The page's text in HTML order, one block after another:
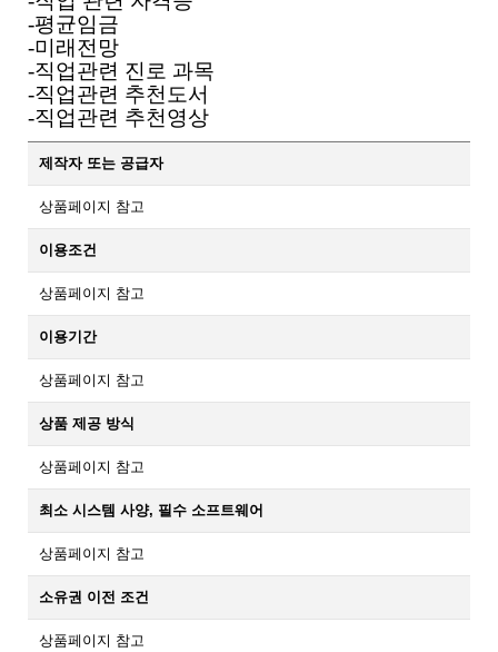
-평균임금
-미래전망
-직업관련 진로 과목
-직업관련 추천도서
-직업관련 추천영상
제작자 또는 공급자
상품페이지 참고
이용조건
상품페이지 참고
이용기간
상품페이지 참고
상품 제공 방식
상품페이지 참고
최소 시스템 사양, 필수 소프트웨어
상품페이지 참고
소유권 이전 조건
상품페이지 참고